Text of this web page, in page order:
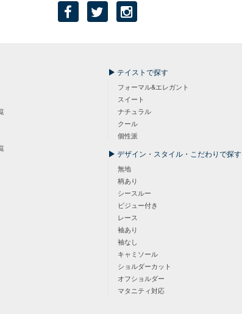
テイストで探す
フォーマル&エレガント
スイート
ナチュラル
クール
個性派
デザイン・スタイル・こだわりで探す
無地
柄あり
シースルー
ビジュー付き
レース
袖あり
袖なし
キャミソール
ショルダーカット
オフショルダー
マタニティ対応